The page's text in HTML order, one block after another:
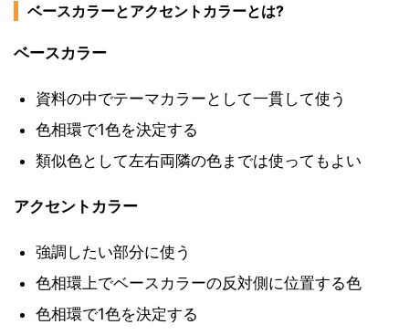
ベースカラーとアクセントカラーとは?
ベースカラー
資料の中でテーマカラーとして一貫して使う
色相環で1色を決定する
類似色として左右両隣の色までは使ってもよい
アクセントカラー
強調したい部分に使う
色相環上でベースカラーの反対側に位置する色
色相環で1色を決定する